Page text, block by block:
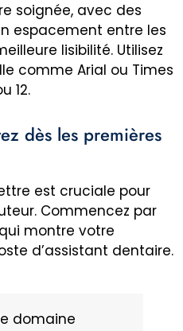
soignée, avec des
espacement entre les
lisibilité. Utilisez
comme Arial ou Times
12.
dès les premières
est cruciale pour
Commencez par
montre votre
d’assistant dentaire.
domaine